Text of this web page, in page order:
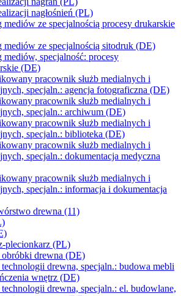
nagłośnień (PL)
mediów ze specjalnością procesy drukarskie
mediów ze specjalnością sitodruk (DE)
mediów, specjalność: procesy
(DE)
pracownik służb medialnych i
specjaln.: agencja fotograficzna (DE)
pracownik służb medialnych i
specjaln.: archiwum (DE)
pracownik służb medialnych i
specjaln.: biblioteka (DE)
pracownik służb medialnych i
specjaln.: dokumentacja medyczna
pracownik służb medialnych i
specjaln.: informacja i dokumentacja
drewna (11)
plecionkarz (PL)
drewna (DE)
drewna, specjaln.: budowa mebli
wnętrz (DE)
drewna, specjaln.: el. budowlane,